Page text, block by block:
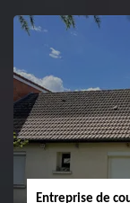
Entreprise de